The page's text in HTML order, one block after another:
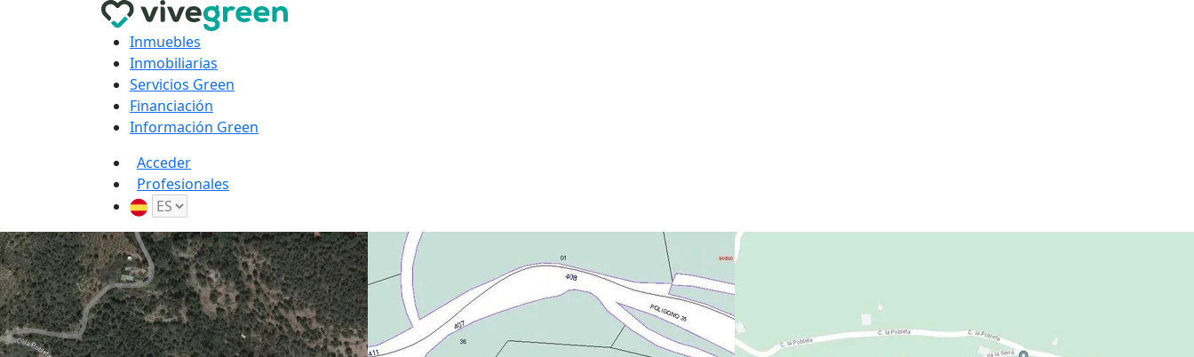
Inmuebles
Inmobiliarias
Servicios Green
Financiación
Información Green
Acceder
Profesionales